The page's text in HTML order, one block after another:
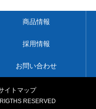
商品情報
採用情報
お問い合わせ
イトマップ
RESERVED